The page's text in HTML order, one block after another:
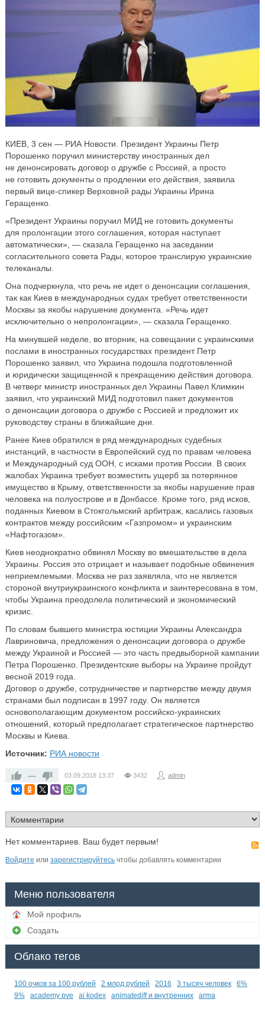
КИЕВ, 3 сен — РИА Новости. Президент Украины Петр
Порошенко поручил министерству иностранных дел
не денонсировать договор о дружбе с Россией, а просто
не готовить документы о продлении его действия, заявила
первый вице-спикер Верховной рады Украины Ирина
Геращенко.
«Президент Украины поручил МИД не готовить документы
для пролонгации этого соглашения, которая наступает
автоматически», — сказала Геращенко на заседании
согласительного совета Рады, которое транслирую украинские
телеканалы.
Она подчеркнула, что речь не идет о денонсации соглашения,
так как Киев в международных судах требует ответственности
Москвы за якобы нарушение документа. «Речь идет
исключительно о непролонгации», — сказала Геращенко.
На минувшей неделе, во вторник, на совещании с украинскими
послами в иностранных государствах президент Петр
Порошенко заявил, что Украина подошла подготовленной
и юридически защищенной к прекращению действия договора.
В четверг министр иностранных дел Украины Павел Климкин
заявил, что украинский МИД подготовил пакет документов
о денонсации договора о дружбе с Россией и предложит их
руководству страны в ближайшие дни.
Ранее Киев обратился в ряд международных судебных
инстанций, в частности в Европейский суд по правам человека
и Международный суд ООН, с исками против России. В своих
жалобах Украина требует возместить ущерб за потерянное
имущество в Крыму, ответственности за якобы нарушение прав
человека на полуострове и в Донбассе. Кроме того, ряд исков,
поданных Киевом в Стокгольмский арбитраж, касались газовых
контрактов между российским «Газпромом» и украинским
«Нафтогазом».
Киев неоднократно обвинял Москву во вмешательстве в дела
Украины. Россия это отрицает и называет подобные обвинения
неприемлемыми. Москва не раз заявляла, что не является
стороной внутриукраинского конфликта и заинтересована в том,
чтобы Украина преодолела политический и экономический
кризис.
По словам бывшего министра юстиции Украины Александра
Лавриновича, предложения о денонсации договора о дружбе
между Украиной и Россией — это часть предвыборной кампании
Петра Порошенко. Президентские выборы на Украине пройдут
весной 2019 года.
Договор о дружбе, сотрудничестве и партнерстве между двумя
странами был подписан в 1997 году. Он является
основополагающим документом российско-украинских
отношений, который предполагает стратегическое партнерство
Москвы и Киева.
Источник: РИА новости
— 03.09.2018 13:37 3432 admin
Нет комментариев. Ваш будет первым!
Войдите или зарегистрируйтесьчтобы добавлять комментарии
Меню пользователя
Мой профиль
Создать
Облако тегов
100 очков за 100 рублей 2 млрд рублей 2016 3 тысяч человек
6%
9%
academy pve ai kodex animatediff и внутренних arma